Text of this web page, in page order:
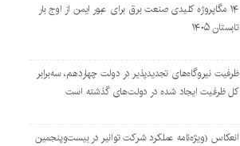
۱۴ مگاپروژه‌ کلیدی صنعت برق برای عبور ایمن از اوج بار
تابستان ۱۴۰۵
ظرفیت نیروگاه‌های تجدیدپذیر در دولت چهاردهم، سه‌برابر
کل ظرفیت ایجاد شده در دولت‌های گذشته است
انعکاس (ویژه‌نامه عملکرد شرکت توانیر در بیست‌وپنجمین